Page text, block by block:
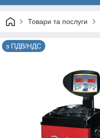
Товари та послуги
з ПДВ/НДС